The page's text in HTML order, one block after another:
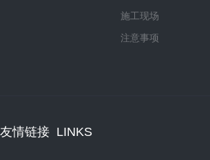
施工现场
注意事项
友情链接 LINKS